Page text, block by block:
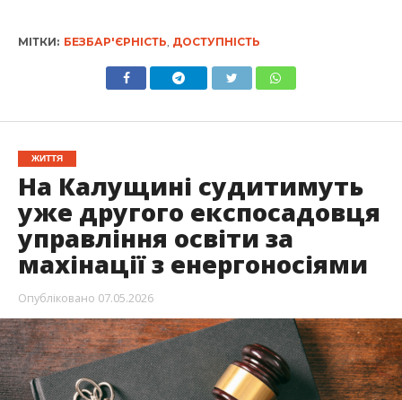
МІТКИ: БЕЗБАР'ЄРНІСТЬ ДОСТУПНІСТЬ
ЖИТТЯ
На Калущині судитимуть
уже другого експосадовця
управління освіти за
махінації з енергоносіями
Опубліковано 07.05.2026